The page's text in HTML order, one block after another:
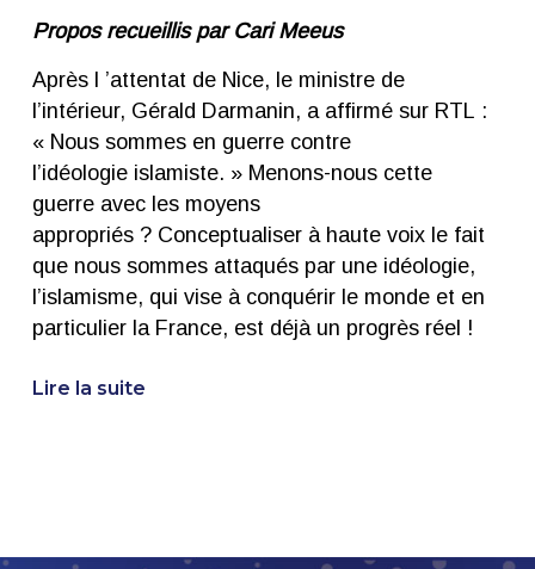
Propos recueillis par Cari Meeus
Après l ’attentat de Nice, le ministre de
l’intérieur, Gérald Darmanin, a affirmé sur RTL :
« Nous sommes en guerre contre
l’idéologie islamiste. » Menons-nous cette
guerre avec les moyens
appropriés ? Conceptualiser à haute voix le fait
que nous sommes attaqués par une idéologie,
l’islamisme, qui vise à conquérir le monde et en
particulier la France, est déjà un progrès réel !
Lire la suite